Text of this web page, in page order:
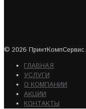
© 2026 ПринтКомпСервис.
ГЛАВНАЯ
УСЛУГИ
О КОМПАНИИ
АКЦИИ
КОНТАКТЫ